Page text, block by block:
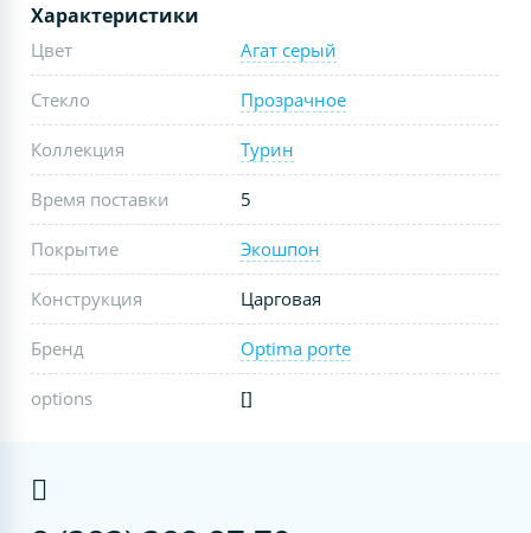
Характеристики
Цвет Агат серый
Стекло Прозрачное
Коллекция Турин
Время поставки 5
Покрытие Экошпон
Конструкция Царговая
Бренд Optima porte
options []